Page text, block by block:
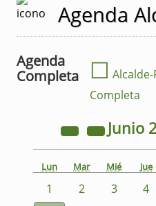
Agenda
Agenda
Completa
☐
Completa
Junio
Lun Mar Mié Jue
1 2 3 4